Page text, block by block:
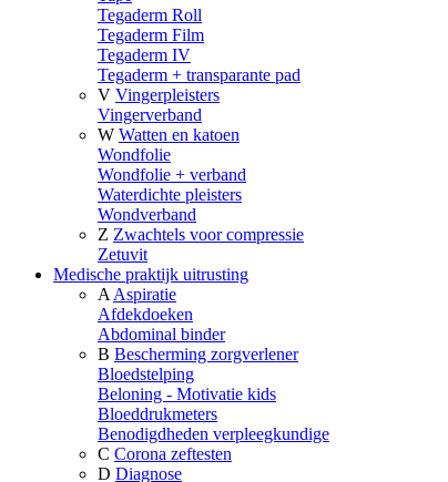
Tegaderm Roll
Tegaderm Film
Tegaderm IV
Tegaderm + transparante pad
V Vingerpleisters
Vingerverband
W Watten en katoen
Wondfolie
Wondfolie + verband
Waterdichte pleisters
Wondverband
Z Zwachtels voor compressie
Zetuvit
Medische praktijk uitrusting
A Aspiratie
Afdekdoeken
Abdominal binder
B Bescherming zorgverlener
Bloedstelping
Beloning - Motivatie kids
Bloeddrukmeters
Benodigdheden verpleegkundige
C Corona zeftesten
D Diagnose